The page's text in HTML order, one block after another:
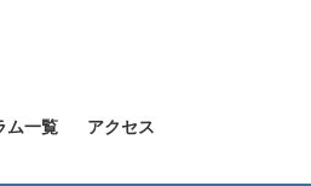
ム一覧 アクセス